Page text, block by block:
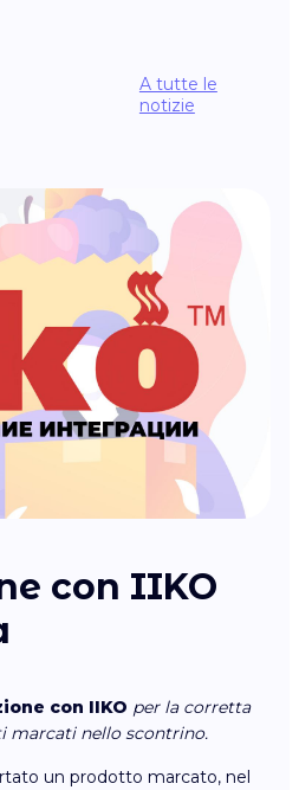
A tutte le
notizie
con IIKO
con IIKO per la corretta
marcati nello scontrino.
un prodotto marcato, nel